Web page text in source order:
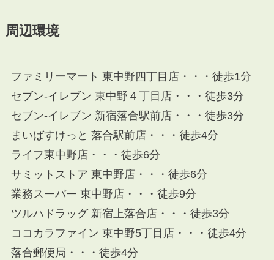
周辺環境
ファミリーマート 東中野四丁目店・・・徒歩1分
セブン-イレブン 東中野４丁目店・・・徒歩3分
セブン-イレブン 新宿落合駅前店・・・徒歩3分
まいばすけっと 落合駅前店・・・徒歩4分
ライフ東中野店・・・徒歩6分
サミットストア 東中野店・・・徒歩6分
業務スーパー 東中野店・・・徒歩9分
ツルハドラッグ 新宿上落合店・・・徒歩3分
ココカラファイン 東中野5丁目店・・・徒歩4分
落合郵便局・・・徒歩4分